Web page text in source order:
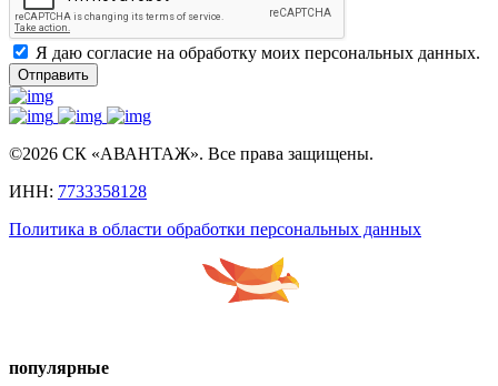
Я даю согласие на обработку моих персональных данных.
Отправить
©2026 СК «АВАНТАЖ». Все права защищены.
ИНН: 7733358128
Политика в области обработки персональных данных
популярные